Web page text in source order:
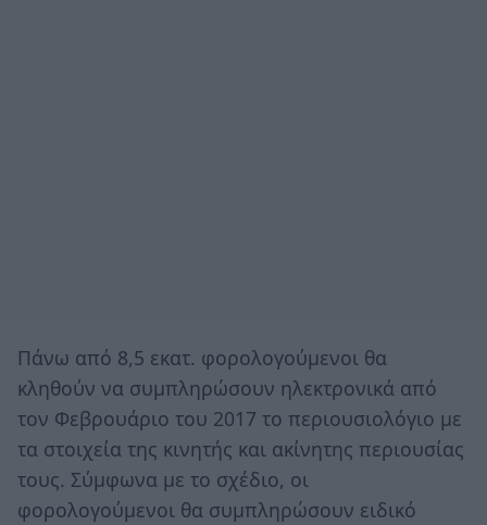
Πάνω από 8,5 εκατ. φορολογούμενοι θα
κληθούν να συμπληρώσουν ηλεκτρονικά από
τον Φεβρουάριο του 2017 το περιουσιολόγιο με
τα στοιχεία της κινητής και ακίνητης περιουσίας
τους. Σύμφωνα με το σχέδιο, οι
φορολογούμενοι θα συμπληρώσουν ειδικό